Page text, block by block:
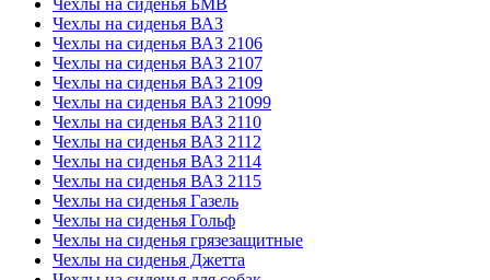
Чехлы на сиденья БМВ
Чехлы на сиденья ВАЗ
Чехлы на сиденья ВАЗ 2106
Чехлы на сиденья ВАЗ 2107
Чехлы на сиденья ВАЗ 2109
Чехлы на сиденья ВАЗ 21099
Чехлы на сиденья ВАЗ 2110
Чехлы на сиденья ВАЗ 2112
Чехлы на сиденья ВАЗ 2114
Чехлы на сиденья ВАЗ 2115
Чехлы на сиденья Газель
Чехлы на сиденья Гольф
Чехлы на сиденья грязезащитные
Чехлы на сиденья Джетта